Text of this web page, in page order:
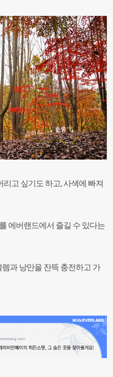
고 싶기도 하고, 사색에 빠져
에버랜드에서 즐길 수 있다는
과 낭만을 잔뜩 충전하고 가